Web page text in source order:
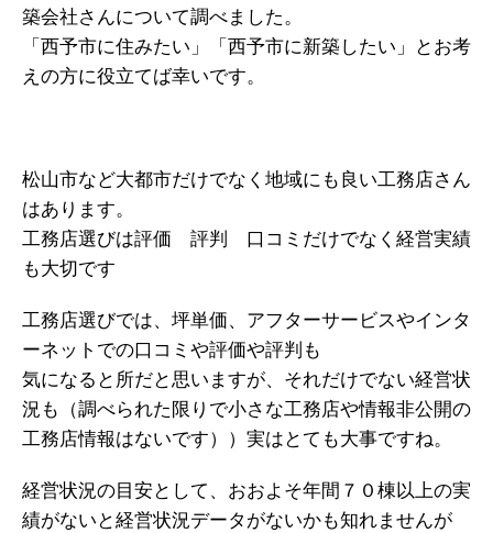
築会社さんについて調べました。
「西予市に住みたい」「西予市に新築したい」とお考
えの方に役立てば幸いです。
松山市など大都市だけでなく地域にも良い工務店さん
はあります。
工務店選びは評価 評判 口コミだけでなく経営実績
も大切です
工務店選びでは、坪単価、アフターサービスやインタ
ーネットでの口コミや評価や評判も
気になると所だと思いますが、それだけでない経営状
況も（調べられた限りで小さな工務店や情報非公開の
工務店情報はないです））実はとても大事ですね。
経営状況の目安として、おおよそ年間７０棟以上の実
績がないと経営状況データがないかも知れませんが